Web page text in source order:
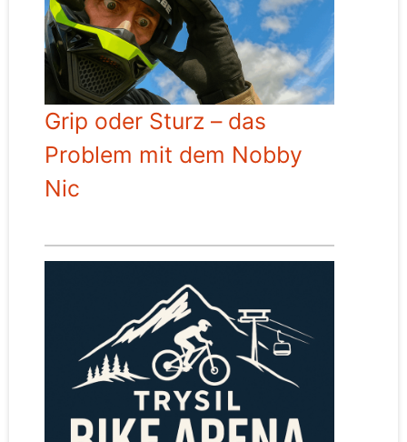
Grip oder Sturz – das
Problem mit dem Nobby
Nic